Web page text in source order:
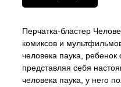
Перчатка-бластер
комиксов и
человека паука, ребенок
представляя себя
человека паука, у него